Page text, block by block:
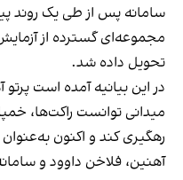
سامانه پس از طی یک روند
مجموعه‌ای گسترده از
تحویل داده شد.
در این بیانیه آمده است
میدانی توانست راکت‌ها،
رهگیری کند و اکنون
آهنین، فلاخن داوود و